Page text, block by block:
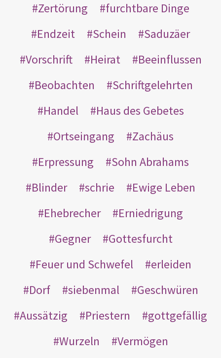
Zertörung
furchtbare Dinge
Endzeit
Schein
Saduzäer
Vorschrift
Heirat
Beeinflussen
Beobachten
Schriftgelehrten
Handel
Haus des Gebetes
Ortseingang
Zachäus
Erpressung
Sohn Abrahams
Blinder
schrie
Ewige Leben
Ehebrecher
Erniedrigung
Gegner
Gottesfurcht
Feuer und Schwefel
erleiden
Dorf
siebenmal
Geschwüren
Aussätzig
Priestern
gottgefällig
Wurzeln
Vermögen